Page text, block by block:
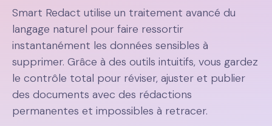
Smart Redact utilise un traitement avancé du
langage naturel pour faire ressortir
instantanément les données sensibles à
supprimer. Grâce à des outils intuitifs, vous gardez
le contrôle total pour réviser, ajuster et publier
des documents avec des rédactions
permanentes et impossibles à retracer.